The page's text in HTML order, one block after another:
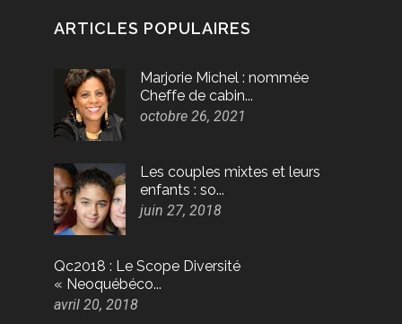
ARTICLES POPULAIRES
Marjorie Michel : nommée
Cheffe de cabin...
octobre 26, 2021
Les couples mixtes et leurs
enfants : so...
juin 27, 2018
Qc2018 : Le Scope Diversité
« Neoquébéco...
avril 20, 2018